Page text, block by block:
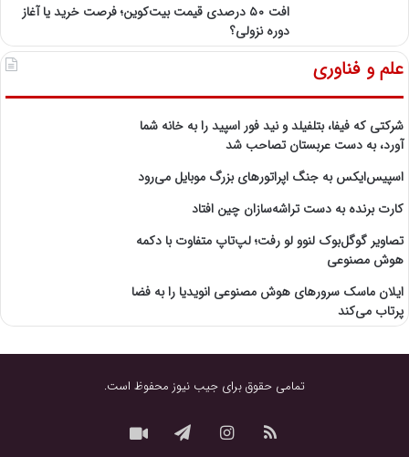
افت ۵۰ درصدی قیمت بیت‌کوین؛ فرصت خرید یا آغاز
دوره نزولی؟
علم و فناوری
شرکتی که فیفا، بتلفیلد و نید فور اسپید را به خانه شما
آورد، به دست عربستان تصاحب شد
اسپیس‌ایکس به جنگ اپراتورهای بزرگ موبایل می‌رود
کارت برنده به دست تراشه‌سازان چین افتاد
تصاویر گوگل‌بوک لنوو لو رفت؛ لپ‌تاپ متفاوت با دکمه
هوش مصنوعی
ایلان ماسک سرورهای هوش مصنوعی انویدیا را به فضا
پرتاب می‌کند
تمامی حقوق برای جیب نیوز محفوظ است.
خوراک اینستاگرامتلگرام